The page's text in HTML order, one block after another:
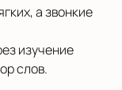
а звонкие
изучение
слов.